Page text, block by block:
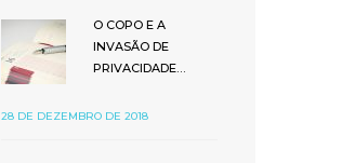
O COPO E A
INVASÃO DE
PRIVACIDADE…
28 DE DEZEMBRO DE 2018